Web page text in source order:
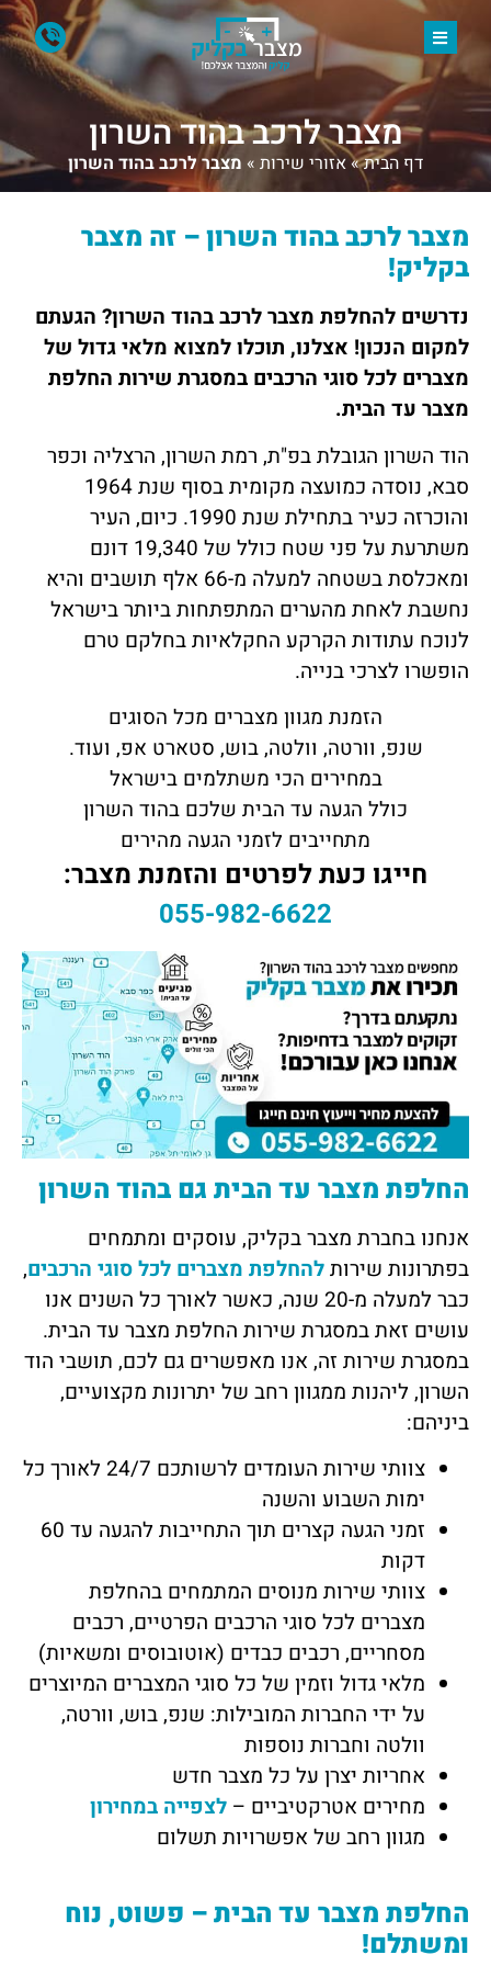
מצבר לרכב בהוד השרון
דף הבית»אזורי שירות » מצבר לרכב בהוד השרון
מצבר לרכב בהוד השרון – זה מצבר
בקליק!
נדרשים להחלפת מצבר לרכב בהוד השרון? הגעתם
למקום הנכון! אצלנו, תוכלו למצוא מלאי גדול של
מצברים לכל סוגי הרכבים במסגרת שירות החלפת
מצבר עד הבית.
הוד השרון הגובלת בפ"ת, רמת השרון, הרצליה וכפר
סבא, נוסדה כמועצה מקומית בסוף שנת 1964
והוכרזה כעיר בתחילת שנת 1990. כיום, העיר
משתרעת על פני שטח כולל של 19,340 דונם
ומאכלסת בשטחה למעלה מ-66 אלף תושבים והיא
נחשבת לאחת מהערים המתפתחות ביותר בישראל
לנוכח עתודות הקרקע החקלאיות בחלקם טרם
הופשרו לצרכי בנייה.
הזמנת מגוון מצברים מכל הסוגים
שנפ, וורטה, וולטה, בוש, סטארט אפ, ועוד.
במחירים הכי משתלמים בישראל
כולל הגעה עד הבית שלכם בהוד השרון
מתחייבים לזמני הגעה מהירים
חייגו כעת לפרטים והזמנת מצבר:
055-982-6622
החלפת מצבר עד הבית גם בהוד השרון
אנחנו בחברת מצבר בקליק, עוסקים ומתמחים
בפתרונות שירותלהחלפת מצברים לכל סוגי הרכבים,
כבר למעלה מ-20 שנה, כאשר לאורך כל השנים אנו
עושים זאת במסגרת שירות החלפת מצבר עד הבית.
במסגרת שירות זה, אנו מאפשרים גם לכם, תושבי הוד
השרון, ליהנות ממגוון רחב של יתרונות מקצועיים,
ביניהם:
צוותי שירות העומדים לרשותכם 24/7 לאורך כל
ימות השבוע והשנה
זמני הגעה קצרים תוך התחייבות להגעה עד 60
דקות
צוותי שירות מנוסים המתמחים בהחלפת
מצברים לכל סוגי הרכבים הפרטיים, רכבים
מסחריים, רכבים כבדים (אוטובוסים ומשאיות)
מלאי גדול וזמין של כל סוגי המצברים המיוצרים
על ידי החברות המובילות: שנפ, בוש, וורטה,
וולטה וחברות נוספות
אחריות יצרן על כל מצבר חדש
מחירים אטרקטיביים – לצפייה במחירון
מגוון רחב של אפשרויות תשלום
החלפת מצבר עד הבית – פשוט, נוח
ומשתלם!